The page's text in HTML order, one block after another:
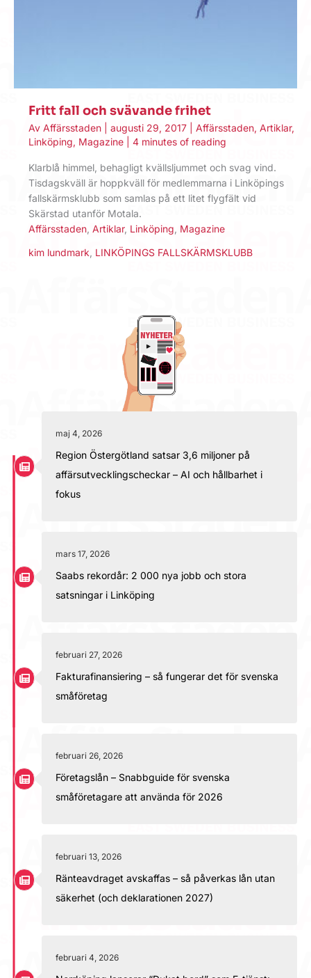
Fritt fall och svävande frihet
Av Affärsstaden augusti 29, 2017 Affärsstaden, Artiklar,
Linköping, Magazine 4 minutes of reading
Klarblå himmel, behagligt kvällsljummet och svag vind.
Tisdagskväll är hoppkväll för medlemmarna i Linköpings
fallskärmsklubb som samlas på ett litet flygfält vid
Skärstad utanför Motala.
Affärsstaden Artiklar, Linköping Magazine
kim lundmark LINKÖPINGS FALLSKÄRMSKLUBB
maj 4, 2026
Region Östergötland satsar 3,6 miljoner på
affärsutvecklingscheckar – AI och hållbarhet i
fokus
mars 17, 2026
Saabs rekordår: 2 000 nya jobb och stora
satsningar i Linköping
februari 27, 2026
Fakturafinansiering – så fungerar det för svenska
småföretag
februari 26, 2026
Företagslån – Snabbguide för svenska
småföretagare att använda för 2026
februari 13, 2026
Ränteavdraget avskaffas – så påverkas lån utan
säkerhet (och deklarationen 2027)
februari 4, 2026